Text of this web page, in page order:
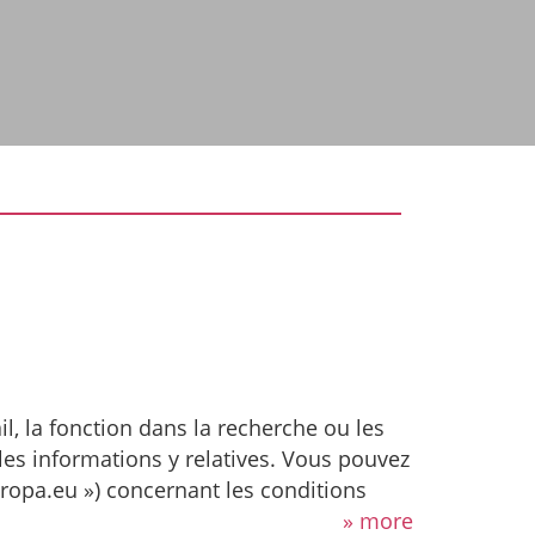
la fonction dans la recherche ou les
informations y relatives. Vous pouvez
») concernant les conditions
» more